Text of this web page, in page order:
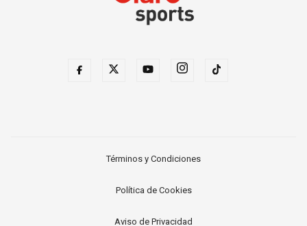
Términos y Condiciones
Política de Cookies
Aviso de Privacidad